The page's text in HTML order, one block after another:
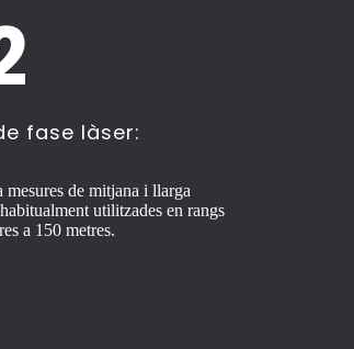
fase làser:
mesures de mitjana i llarga
utilitzades en rangs
a 150 metres.